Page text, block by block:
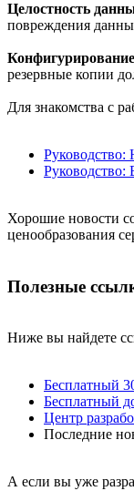
Целостность
повреждения
резервные копии
Для знакомства с
Руководство:
Хорошие новости
ценообразования
Полезные
Ниже вы найдете
Бесплатный
Бесплатный
Центр
Последние
А если вы уже